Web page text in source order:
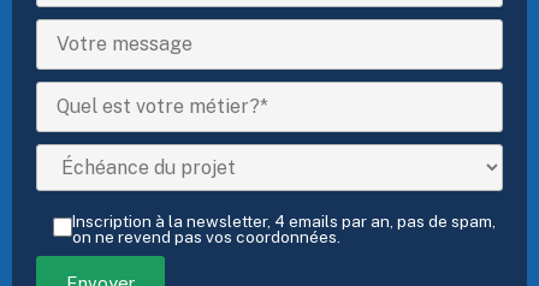
Inscription à la newsletter, 4 emails par an, pas de spam,
on ne revend pas vos coordonnées.